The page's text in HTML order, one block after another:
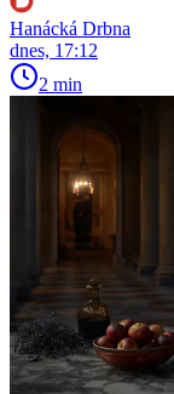
Hanácká Drbna
dnes, 17:12
2 min